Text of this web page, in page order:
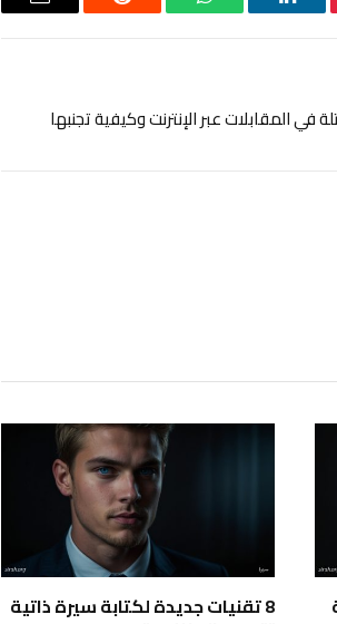
لينكدإن واتساب رديت
البريد
8 تقنيات جديدة لكتابة سيرة ذاتية